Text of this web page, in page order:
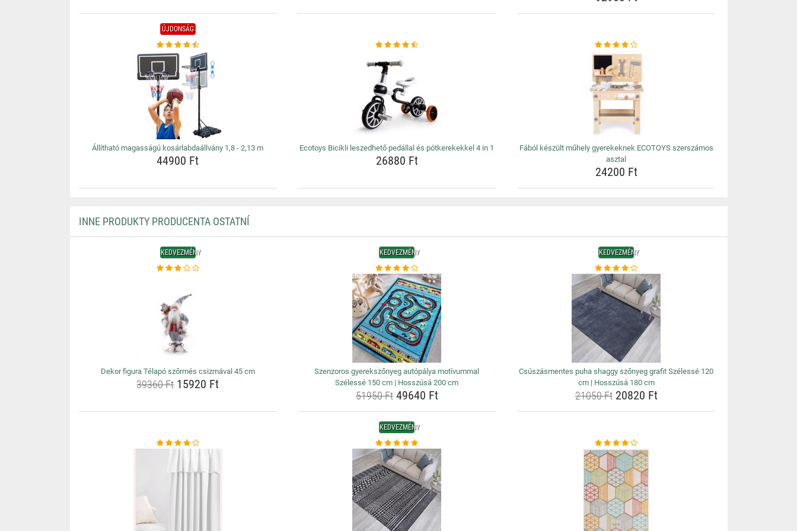
ÚJDONSÁG
Állítható magasságú kosárlabdaállvány 1,8 - 2,13 m
44900 Ft
Ecotoys Bicikli leszedhető pedállal és pótkerekekkel 4 in 1
26880 Ft
Fából készült műhely gyerekeknek ECOTOYS szerszámos
asztal
24200 Ft
INNE PRODUKTY PRODUCENTA OSTATNÍ
KEDVEZMÉNY
Dekor figura Télapó szőrmés csizmával 45 cm
39360 Ft15920 Ft
KEDVEZMÉNY
Szenzoros gyerekszőnyeg autópálya motívummal
Szélessé 150 cm | Hosszúsá 200 cm
51950 Ft49640 Ft
KEDVEZMÉNY
Csúszásmentes puha shaggy szőnyeg grafit Szélessé 120
cm | Hosszúsá 180 cm
21050 Ft20820 Ft
KEDVEZMÉNY